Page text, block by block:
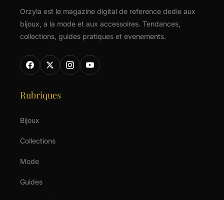
Orzyla est le magazine digital de reference dedie aux
bijoux, a la mode et aux accessoires. Tendances,
collections, guides pratiques et evenements.
Rubriques
Bijoux
Collections
Mode
Guides